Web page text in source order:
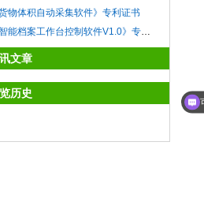
货物体积自动采集软件》专利证书
《智能档案工作台控制软件V1.0》专利证书
文章
历史